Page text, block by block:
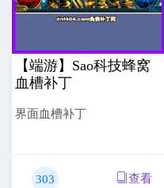
【端游】Sao科技蜂窝
血槽补丁
界面血槽补丁
303 查看